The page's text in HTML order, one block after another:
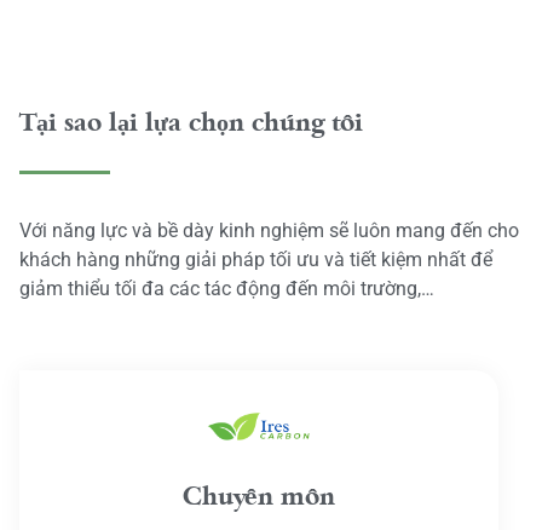
Tại sao lại lựa chọn chúng tôi
Với năng lực và bề dày kinh nghiệm sẽ luôn mang đến cho
khách hàng những giải pháp tối ưu và tiết kiệm nhất để
giảm thiểu tối đa các tác động đến môi trường,…
Chuyên môn